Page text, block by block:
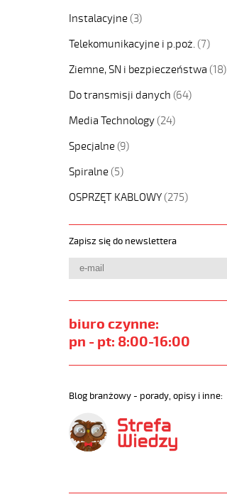
Instalacyjne (3)
Telekomunikacyjne i p.poż. (7)
Ziemne, SN i bezpieczeństwa (18)
Do transmisji danych (64)
Media Technology (24)
Specjalne (9)
Spiralne (5)
OSPRZĘT KABLOWY (275)
Zapisz się do newslettera
biuro czynne:
pn - pt: 8:00-16:00
Blog branżowy - porady, opisy i inne: